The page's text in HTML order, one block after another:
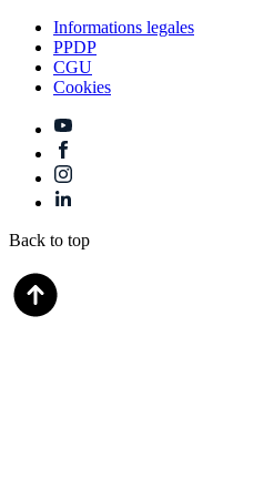
Informations legales
PPDP
CGU
Cookies
Back to top